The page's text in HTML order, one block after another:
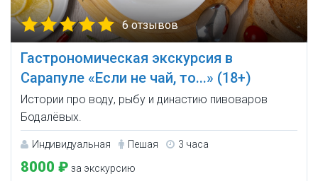
6 отзывов
Гастрономическая экскурсия в
Сарапуле «Если не чай, то...» (18+)
Истории про воду, рыбу и династию пивоваров
Бодалёвых.
Индивидуальная Пешая 3 часа
8000 ₽ за экскурсию